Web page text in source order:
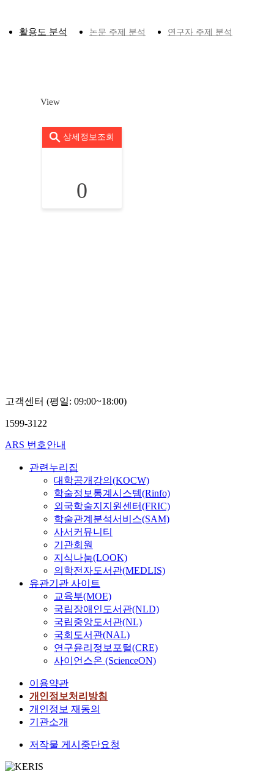
활용도 분석 논문 주제 분석 연구자 주제 분석
View
상세정보조회
0
고객센터 (평일: 09:00~18:00)
1599-3122
ARS 번호안내
관련누리집
대학공개강의(KOCW)
학술정보통계시스템(Rinfo)
외국학술지지원센터(FRIC)
학술관계분석서비스(SAM)
사서커뮤니티
기관회원
지식나눔(LOOK)
의학전자도서관(MEDLIS)
유관기관 사이트
교육부(MOE)
국립장애인도서관(NLD)
국립중앙도서관(NL)
국회도서관(NAL)
연구윤리정보포털(CRE)
사이언스온 (ScienceON)
이용약관
개인정보처리방침
개인정보 재동의
기관소개
저작물 게시중단요청